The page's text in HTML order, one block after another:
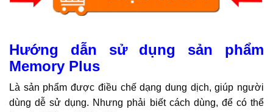
Hướng dẫn sử dụng sản phẩm
Memory Plus
Là sản phẩm được điều chế dạng dung dịch, giúp người
dùng dễ sử dụng. Nhưng phải biết cách dùng, để có thể